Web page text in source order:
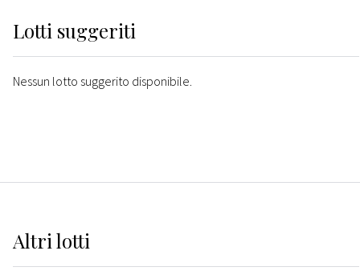
Lotti suggeriti
Nessun lotto suggerito disponibile.
Altrilotti